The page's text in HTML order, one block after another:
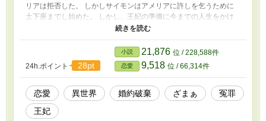
リアは拒否した。 しかしサイモンはアメリアに許しを乞うために
土下座までし始めた。 しかし、王妃の準備に今までの人生をかけ
ていたアメリアは婚約破棄を受け入れられなかった。 全てを捧げ
いのは当然だ。 だが、それを見ていた周囲の人物はアメリアへと
物を投げ、罵声を浴びせ始めた。 「なぜそんな事が言えるん
だ！」 「このクズが！」 それを利用し、サイモンはアメリアを悪
者へと無自覚に仕立て上げる。 誹謗中傷。 肉体的な暴力。 全ての
悪意がアメリアへ向いていく。 サイモンは悪気もなく一緒になっ
てアメリアを責め立てる。 なぜ今まで頑張ってきた私が真実の愛
を邪魔する悪者になるのですか？
24h.ポイント 28pt
小説 21,876 位 / 228,588件
恋愛 9,518 位 / 66,314件
恋愛 異世界 婚約破棄 ざまぁ
冤罪
王妃